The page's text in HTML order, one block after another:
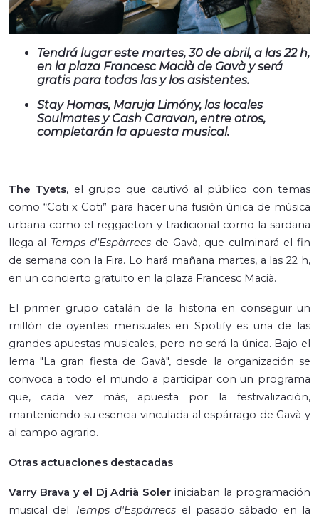
Tendrá lugar este martes, 30 de abril, a las 22 h,
en la plaza Francesc Macià de Gavà y será
gratis para todas las y los asistentes.
Stay Homas, Maruja Limóny, los locales
Soulmates y Cash Caravan, entre otros,
completarán la apuesta musical.
The Tyets, el grupo que cautivó al público con temas
como “Coti x Coti” para hacer una fusión única de música
urbana como el reggaeton y tradicional como la sardana
llega al Temps d'Espàrrecs de Gavà, que culminará el fin
de semana con la Fira. Lo hará mañana martes, a las 22 h,
en un concierto gratuito en la plaza Francesc Macià.
El primer grupo catalán de la historia en conseguir un
millón de oyentes mensuales en Spotify es una de las
grandes apuestas musicales, pero no será la única. Bajo el
lema "La gran fiesta de Gavà", desde la organización se
convoca a todo el mundo a participar con un programa
que, cada vez más, apuesta por la festivalización,
manteniendo su esencia vinculada al espárrago de Gavà y
al campo agrario.
Otras actuaciones destacadas
Varry Brava y el Dj Adrià Soleriniciaban la programación
musical del Temps d'Espàrrecs el pasado sábado en la